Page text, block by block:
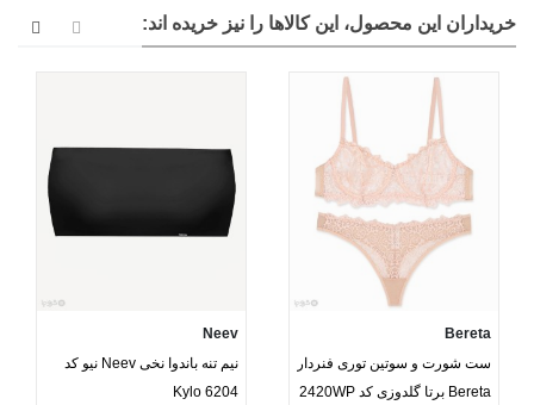
خریداران این محصول، این کالاها را نیز خریده اند:
Bereta
ست شورت و سوتین توری فنردار
Bereta برتا گلدوزی کد 2420WP
Neev
نیم تنه باندوا نخی Neev نیو کد
Kylo 6204